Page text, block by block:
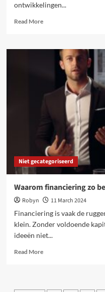
ontwikkelingen...
Read MoreRead
Waarom
hetzelfde
Niet gecategoriseerd
Waarom financiering zo
Robyn
11 March 2024
Financiering is vaak de
klein. Zonder voldoende
ideeën niet...
Read MoreRead
financiering